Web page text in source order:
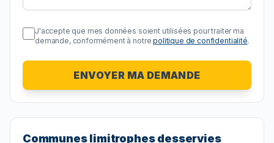
J'accepte que mes données soient utilisées pour traiter ma
demande, conformément à notre politique de confidentialité.
ENVOYER MA DEMANDE
Communes limitrophes desservies